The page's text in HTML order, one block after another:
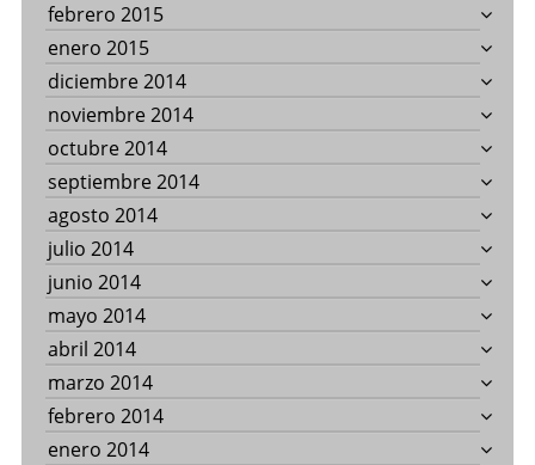
febrero 2015
enero 2015
diciembre 2014
noviembre 2014
octubre 2014
septiembre 2014
agosto 2014
julio 2014
junio 2014
mayo 2014
abril 2014
marzo 2014
febrero 2014
enero 2014